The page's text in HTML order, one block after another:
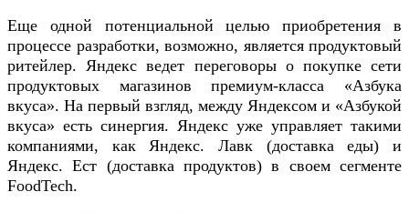
Еще одной потенциальной целью приобретения в
процессе разработки, возможно, является продуктовый
ритейлер. Яндекс ведет переговоры о покупке сети
продуктовых магазинов премиум-класса «Азбука
вкуса». На первый взгляд, между Яндексом и «Азбукой
вкуса» есть синергия. Яндекс уже управляет такими
компаниями, как Яндекс. Лавк (доставка еды) и
Яндекс. Ест (доставка продуктов) в своем сегменте
FoodTech.